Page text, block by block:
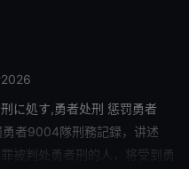
に処す,勇者处刑 惩罚勇者
者9004隊刑務記録，讲述
被判处勇者刑 的人，将受到勇